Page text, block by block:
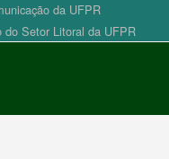
da UFPR
do Setor Litoral da UFPR